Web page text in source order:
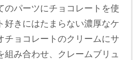
のパーツにチョコレートを使
好きにはたまらない濃厚なケ
チョコレートのクリームにサ
組み合わせ、クレームブリュ